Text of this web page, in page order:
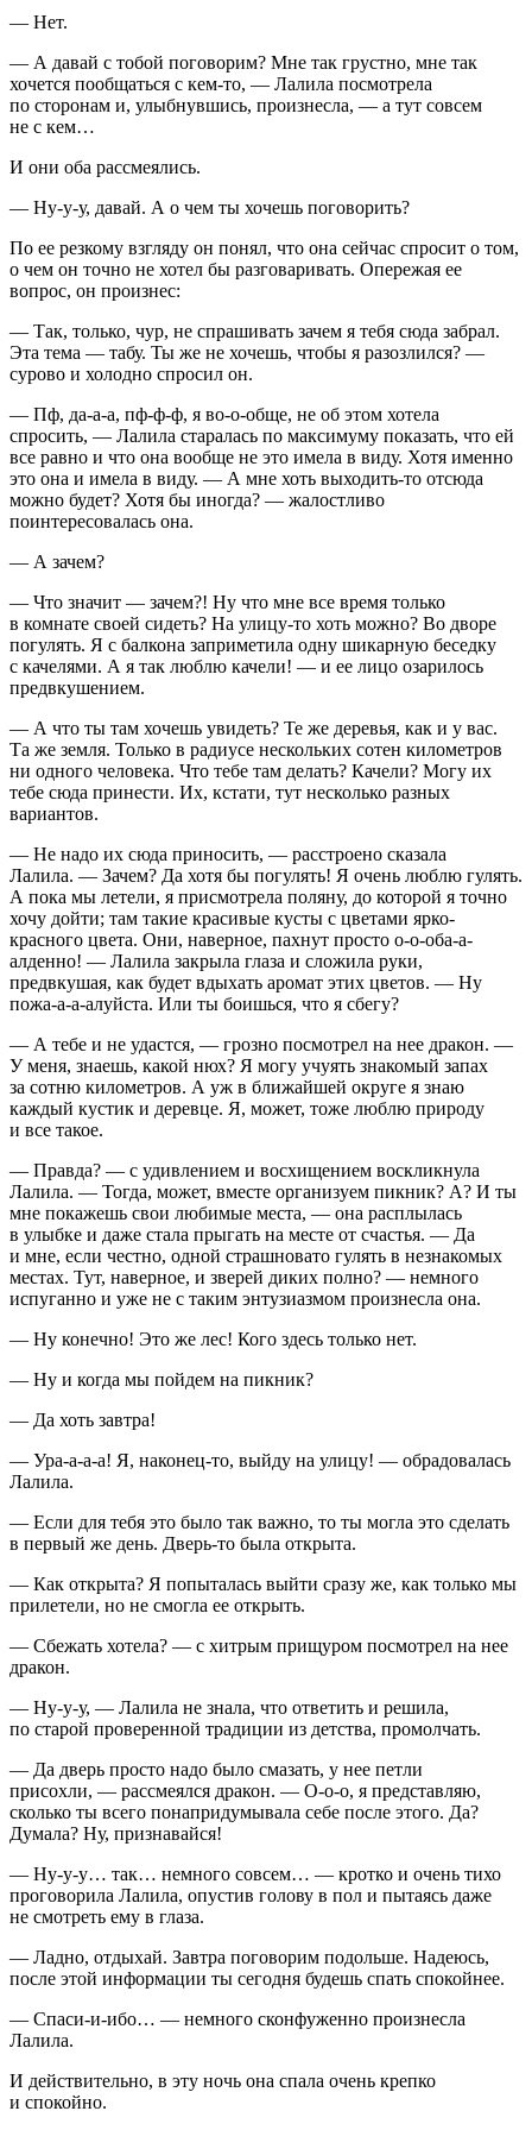
— Нет.
— А давай с тобой поговорим? Мне так грустно, мне так
хочется пообщаться с кем-то, — Лалила посмотрела
по сторонам и, улыбнувшись, произнесла, — а тут совсем
не с кем…
И они оба рассмеялись.
— Ну-у-у, давай. А о чем ты хочешь поговорить?
По ее резкому взгляду он понял, что она сейчас спросит о том,
о чем он точно не хотел бы разговаривать. Опережая ее
вопрос, он произнес:
— Так, только, чур, не спрашивать зачем я тебя сюда забрал.
Эта тема — табу. Ты же не хочешь, чтобы я разозлился? —
сурово и холодно спросил он.
— Пф, да-а-а, пф-ф-ф, я во-о-обще, не об этом хотела
спросить, — Лалила старалась по максимуму показать, что ей
все равно и что она вообще не это имела в виду. Хотя именно
это она и имела в виду. — А мне хоть выходить-то отсюда
можно будет? Хотя бы иногда? — жалостливо
поинтересовалась она.
— А зачем?
— Что значит — зачем?! Ну что мне все время только
в комнате своей сидеть? На улицу-то хоть можно? Во дворе
погулять. Я с балкона заприметила одну шикарную беседку
с качелями. А я так люблю качели! — и ее лицо озарилось
предвкушением.
— А что ты там хочешь увидеть? Те же деревья, как и у вас.
Та же земля. Только в радиусе нескольких сотен километров
ни одного человека. Что тебе там делать? Качели? Могу их
тебе сюда принести. Их, кстати, тут несколько разных
вариантов.
— Не надо их сюда приносить, — расстроено сказала
Лалила. — Зачем? Да хотя бы погулять! Я очень люблю гулять.
А пока мы летели, я присмотрела поляну, до которой я точно
хочу дойти; там такие красивые кусты с цветами ярко-
красного цвета. Они, наверное, пахнут просто о-о-оба-а-
алденно! — Лалила закрыла глаза и сложила руки,
предвкушая, как будет вдыхать аромат этих цветов. — Ну
пожа-а-а-алуйста. Или ты боишься, что я сбегу?
— А тебе и не удастся, — грозно посмотрел на нее дракон. —
У меня, знаешь, какой нюх? Я могу учуять знакомый запах
за сотню километров. А уж в ближайшей округе я знаю
каждый кустик и деревце. Я, может, тоже люблю природу
и все такое.
— Правда? — с удивлением и восхищением воскликнула
Лалила. — Тогда, может, вместе организуем пикник? А? И ты
мне покажешь свои любимые места, — она расплылась
в улыбке и даже стала прыгать на месте от счастья. — Да
и мне, если честно, одной страшновато гулять в незнакомых
местах. Тут, наверное, и зверей диких полно? — немного
испуганно и уже не с таким энтузиазмом произнесла она.
— Ну конечно! Это же лес! Кого здесь только нет.
— Ну и когда мы пойдем на пикник?
— Да хоть завтра!
— Ура-а-а-а! Я, наконец-то, выйду на улицу! — обрадовалась
Лалила.
— Если для тебя это было так важно, то ты могла это сделать
в первый же день. Дверь-то была открыта.
— Как открыта? Я попыталась выйти сразу же, как только мы
прилетели, но не смогла ее открыть.
— Сбежать хотела? — с хитрым прищуром посмотрел на нее
дракон.
— Ну-у-у, — Лалила не знала, что ответить и решила,
по старой проверенной традиции из детства, промолчать.
— Да дверь просто надо было смазать, у нее петли
присохли, — рассмеялся дракон. — О-о-о, я представляю,
сколько ты всего понапридумывала себе после этого. Да?
Думала? Ну, признавайся!
— Ну-у-у… так… немного совсем… — кротко и очень тихо
проговорила Лалила, опустив голову в пол и пытаясь даже
не смотреть ему в глаза.
— Ладно, отдыхай. Завтра поговорим подольше. Надеюсь,
после этой информации ты сегодня будешь спать спокойнее.
— Спаси-и-ибо… — немного сконфуженно произнесла
Лалила.
И действительно, в эту ночь она спала очень крепко
и спокойно.